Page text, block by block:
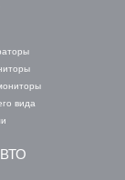
вида